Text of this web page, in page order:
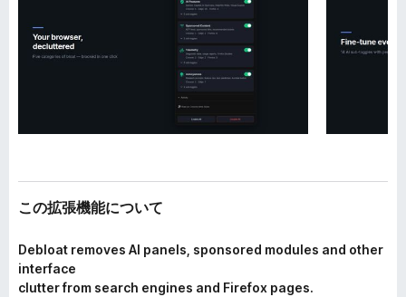
この拡張機能について
Debloat removes AI panels, sponsored modules and other
interface
clutter from search engines and Firefox pages.